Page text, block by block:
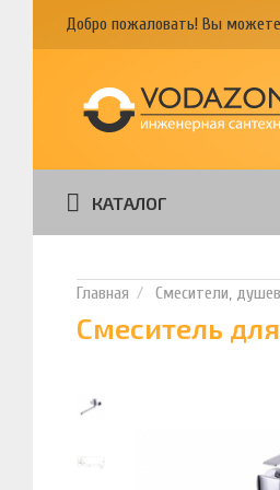
Добро пожаловать! Вы можете
КАТАЛОГ
Смесители,
Смеситель